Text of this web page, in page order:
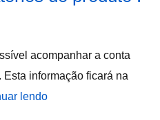
acompanhar a conta
informação ficará na
lendo